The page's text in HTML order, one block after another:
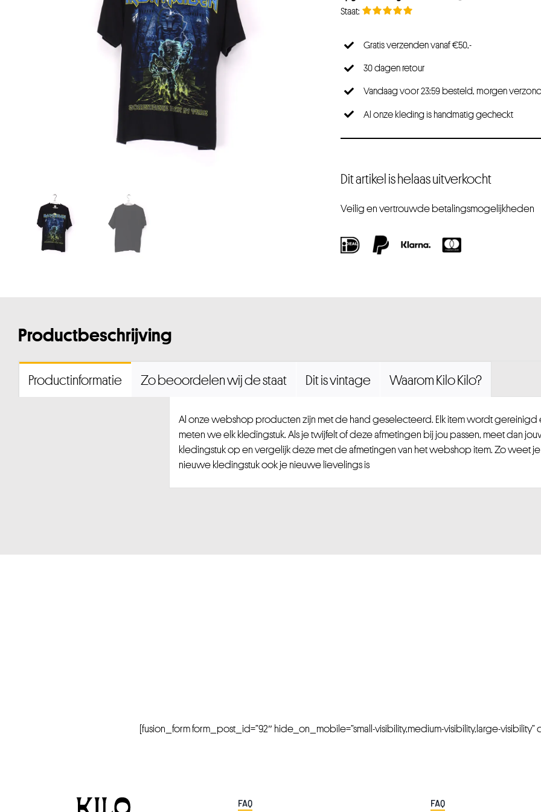
Gratis verzenden vanaf €50,-
30 dagen retour
Vandaag voor 23:59 besteld, morgen
Al onze kleding is handmatig gecheckt
Dit artikel is helaas uitverkocht
Veilig en vertrouwde betalingsmogelijkheden
Productbeschrijving
Productinformatie Zo beoordelen wij de staat Dit is vintage Waarom Kilo Kilo?
Al onze webshop producten zijn met de hand geselecteerd. Elk item wordt gereinigd
meten we elk kledingstuk. Als je twijfelt of deze afmetingen bij jou passen, meet dan
kledingstuk op en vergelijk deze met de afmetingen van het webshop item. Zo weet
nieuwe kledingstuk ook je nieuwe lievelings is
[fusion_form form_post_id=”92″ hide_on_mobile=”small-visibility,medium-visibility,large-visibility”
FAQ FAQ